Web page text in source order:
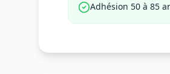
Adhésion 50 à 85